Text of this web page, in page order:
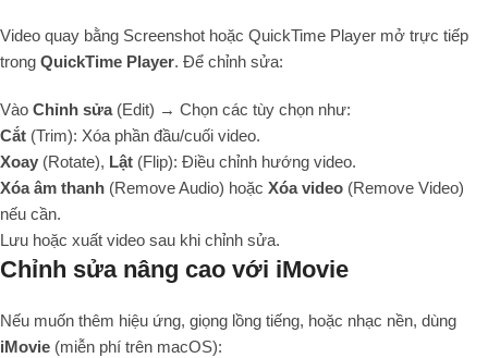
Video quay bằng Screenshot hoặc QuickTime Player mở trực tiếp
trong QuickTime Player. Để chỉnh sửa:
Vào Chỉnh sửa(Edit) → Chọn các tùy chọn như:
Cắt (Trim): Xóa phần đầu/cuối video.
Xoay (Rotate), Lật (Flip): Điều chỉnh hướng video.
Xóa âm thanh (Remove Audio) hoặc Xóa video (Remove Video)
nếu cần.
Lưu hoặc xuất video sau khi chỉnh sửa.
Chỉnh sửa nâng cao với iMovie
Nếu muốn thêm hiệu ứng, giọng lồng tiếng, hoặc nhạc nền, dùng
iMovie (miễn phí trên macOS):